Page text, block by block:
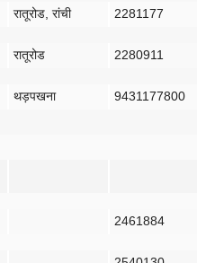
रातूरोड रांची 2281177
रातूरोड 2280911
थड़पखना 9431177800
2461884